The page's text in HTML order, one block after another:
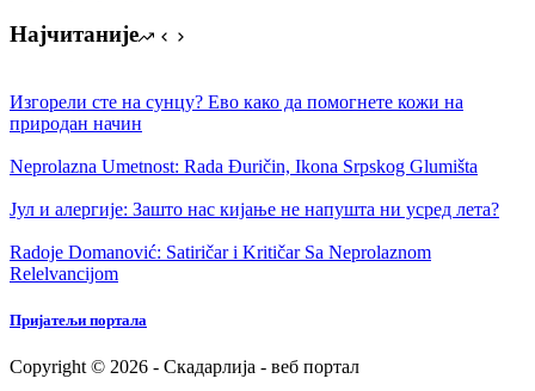
Најчитаније
Изгорели сте на сунцу? Ево како да помогнете кожи на
природан начин
Neprolazna Umetnost: Rada Đuričin, Ikonа Srpskog Glumištа
Јул и алергије: Зашто нас кијање не напушта ни усред лета?
Radoje Domanović: Satiričar i Kritičar Sa Neprolaznom
Relelvancijom
Пријатељи портала
Copyright © 2026 - Скадарлија - веб портал